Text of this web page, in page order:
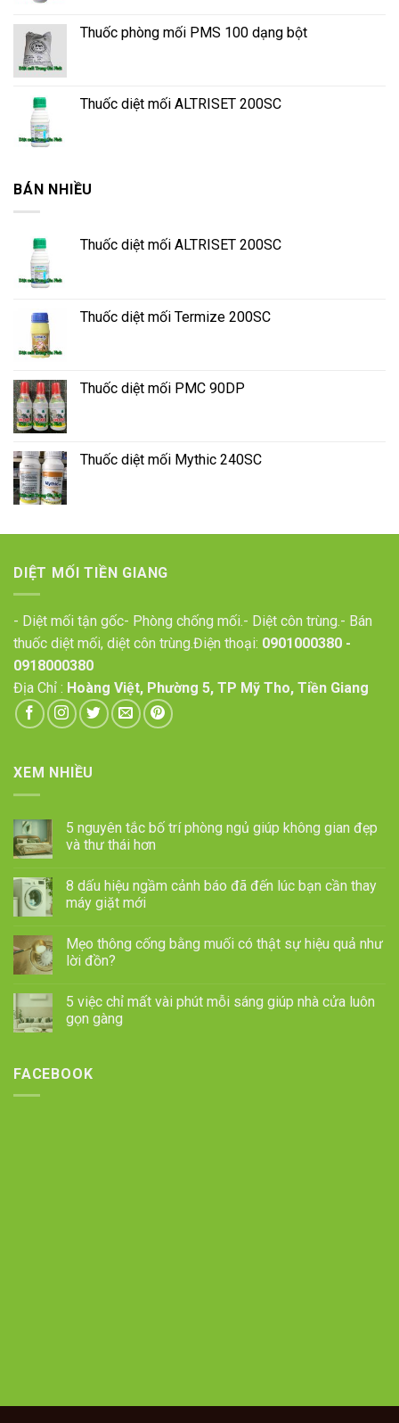
Thuốc phòng mối PMS 100 dạng bột
Thuốc diệt mối ALTRISET 200SC
BÁN NHIỀU
Thuốc diệt mối ALTRISET 200SC
Thuốc diệt mối Termize 200SC
Thuốc diệt mối PMC 90DP
Thuốc diệt mối Mythic 240SC
DIỆT MỐI TIỀN GIANG
- Diệt mối tận gốc- Phòng chống mối.- Diệt côn trùng.- Bán
thuốc diệt mối, diệt côn trùng.Điện thoại: 0901000380 -
0918000380
Địa Chỉ : Hoàng Việt, Phường 5, TP Mỹ Tho, Tiền Giang
XEM NHIỀU
5 nguyên tắc bố trí phòng ngủ giúp không gian đẹp
và thư thái hơn
8 dấu hiệu ngầm cảnh báo đã đến lúc bạn cần thay
máy giặt mới
Mẹo thông cống bằng muối có thật sự hiệu quả như
lời đồn?
5 việc chỉ mất vài phút mỗi sáng giúp nhà cửa luôn
gọn gàng
FACEBOOK